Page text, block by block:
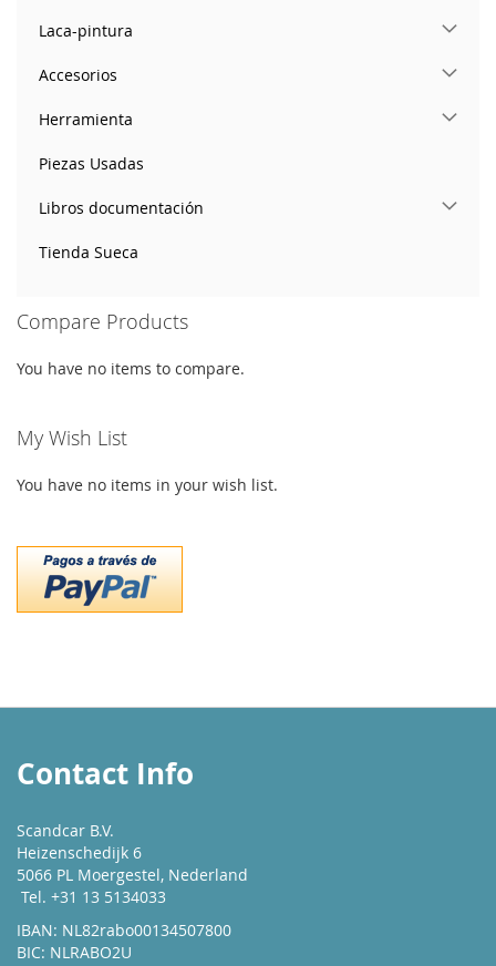
Laca-pintura
Accesorios
Herramienta
Piezas Usadas
Libros documentación
Tienda Sueca
Compare Products
You have no items to compare.
My Wish List
You have no items in your wish list.
Contact Info
Scandcar B.V.
Heizenschedijk 6
5066 PL Moergestel, Nederland
Tel. +31 13 5134033
IBAN: NL82rabo00134507800
BIC: NLRABO2U